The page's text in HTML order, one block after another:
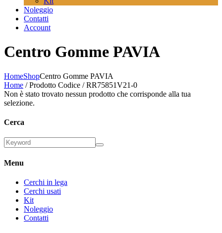
Noleggio
Contatti
Account
Centro Gomme PAVIA
HomeShopCentro Gomme PAVIA
Home / Prodotto Codice / RR75851V21-0
Non è stato trovato nessun prodotto che corrisponde alla tua
selezione.
Cerca
Menu
Cerchi in lega
Cerchi usati
Kit
Noleggio
Contatti